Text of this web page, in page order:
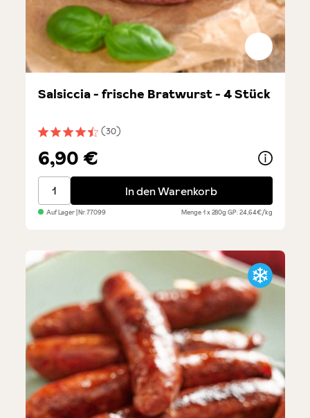
Durchschnittliche Bewertung von 4.6 von 5 Sternen
(30)
Salsiccia - frische Bratwurst - 4 Stück
6,90 €
Salsiccia - frische Bratwurst - 4 Stück
In den Warenkorb
Auf Lager| Nr.77099 Menge1 x 280gGP: 24,64€/kg